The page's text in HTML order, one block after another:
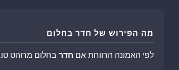
מה הפירוש של חדר בחלום
לפי האמונה הרווחת אם חדרבחלום מרוהט